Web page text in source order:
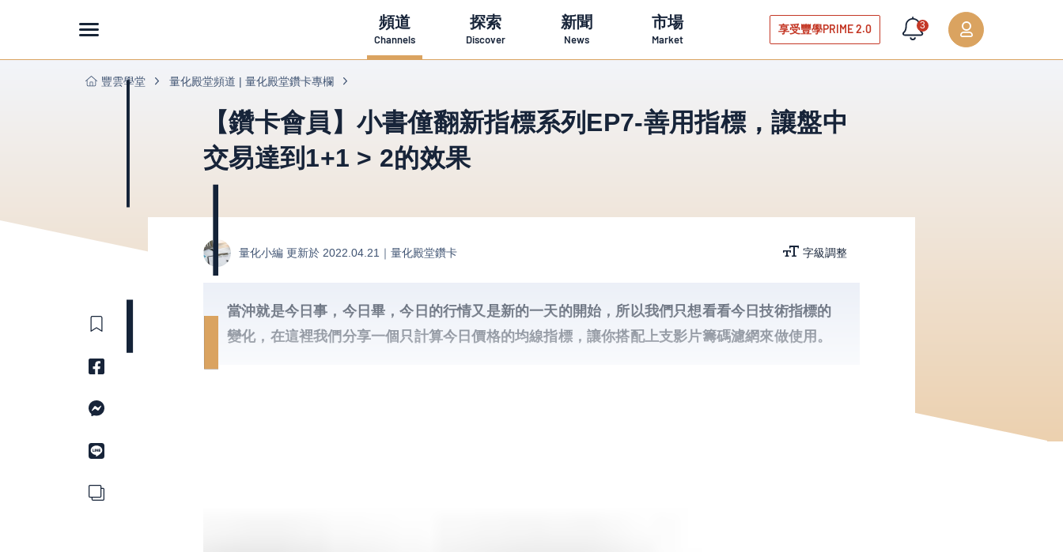
頻道
Channels
探索
Discover
新聞
News
市場
Market
享受豐學PRIME 2.0 3
豐雲學堂 量化殿堂頻道 | 量化殿堂鑽卡專欄
【鑽卡會員】小書僮翻新指標系列EP7-善用指標，讓盤中
交易達到1+1 > 2的效果
量化小編 更新於 2022.04.21｜ 量化殿堂鑽卡 字級調整
當沖就是今日事，今日畢，今日的行情又是新的一天的開始，所以我們只想看看今日技術指標的
變化，在這裡我們分享一個只計算今日價格的均線指標，讓你搭配上支影片籌碼濾網來做使用。